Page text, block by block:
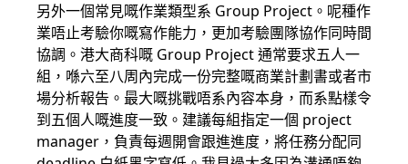
另外一個常見嘅作業類型系 Group Project。呢種作
業唔止考驗你嘅寫作能力，更加考驗團隊協作同時間
協調。港大商科嘅 Group Project 通常要求五人一
組，喺六至八周內完成一份完整嘅商業計劃書或者市
場分析報告。最大嘅挑戰唔系內容本身，而系點樣令
到五個人嘅進度一致。建議每組指定一個 project
manager，負責每週開會跟進進度，將任務分配同